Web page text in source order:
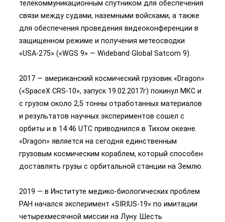
телекоммуникационным спутником для обеспечения
связи между судами, наземными войсками, а также
для обеспечения проведения видеоконференции в
защищенном режиме и получения метеосводки
«USA-275» («WGS 9» — Wideband Global Satcom 9).
2017 — американский космический грузовик «Dragon»
(«SpaceX CRS-10», запуск 19.02.2017г) покинул МКС и
с грузом около 2,5 тонны отработанных материалов
и результатов научных экспериментов сошел с
орбиты и в 14:46 UTC приводнился в Тихом океане.
«Dragon» является на сегодня единственным
грузовым космическим кораблем, который способен
доставлять грузы с орбитальной станции на Землю.
2019 — в Институте медико-биологических проблем
РАН начался эксперимент «SIRIUS-19» по имитации
четырехмесячной миссии на Луну. Шесть